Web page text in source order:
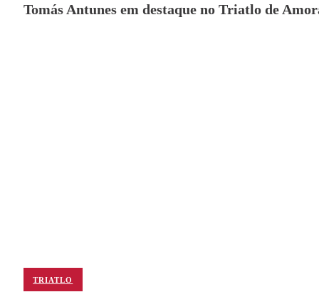
Tomás Antunes em destaque no Triatlo de
TRIATLO